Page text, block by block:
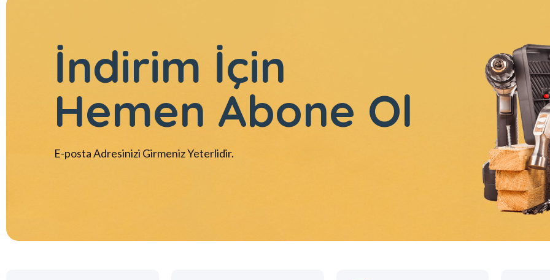
İndirim İçin
Hemen Abone Ol
E-posta Adresinizi Girmeniz Yeterlidir.